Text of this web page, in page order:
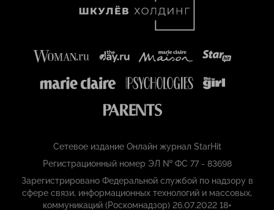
Сетевое издание Онлайн журнал StarHit
Регистрационный номер ЭЛ № ФС 77 - 83698
Зарегистрировано Федеральной службой по надзору в
сфере связи, информационных технологий и массовых,
коммуникаций (Роскомнадзор) 26.07.2022 18+